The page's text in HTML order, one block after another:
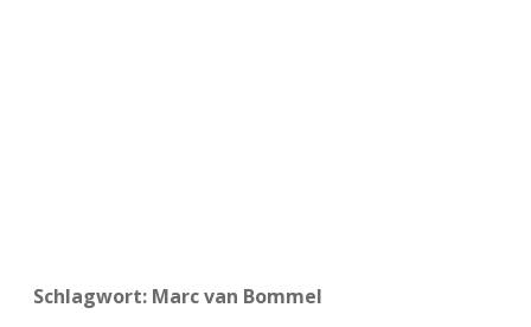
Schlagwort: Marc van Bommel